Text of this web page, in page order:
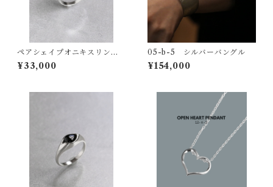
ペアシェイプオニキスリン
グ 大
¥33,000
05-b-5 シルバーバングル
¥154,000